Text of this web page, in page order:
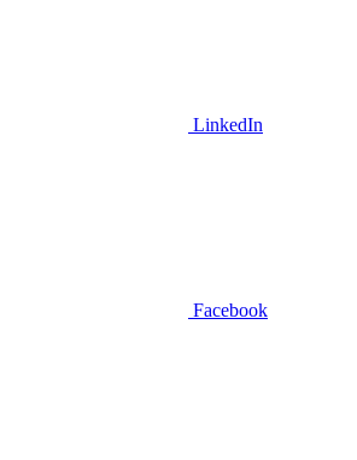
LinkedIn
Facebook